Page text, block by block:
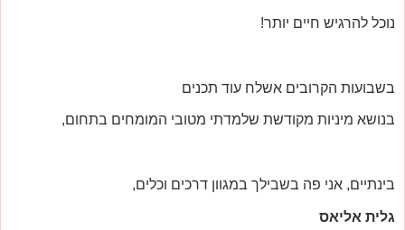
נוכל להרגיש חיים יותר!
בשבועות הקרובים אשלח עוד תכנים
בנושא מיניות מקודשת שלמדתי מטובי המומחים בתחום,
בינתיים, אני פה בשבילך במגוון דרכים וכלים,
גלית אליאס